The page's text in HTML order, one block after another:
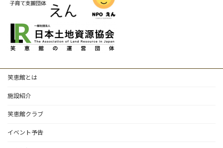
笑恵館とは
施設紹介
笑恵館クラブ
イベント予告